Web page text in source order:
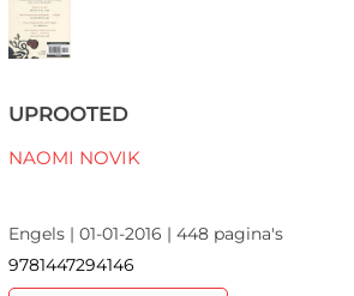
UPROOTED
NAOMI NOVIK
Engels | 01-01-2016 | 448 pagina's
9781447294146